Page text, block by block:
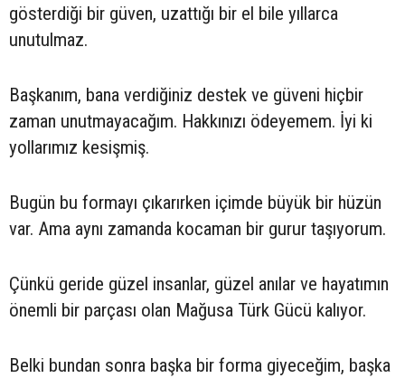
gösterdiği bir güven, uzattığı bir el bile yıllarca
unutulmaz.
Başkanım, bana verdiğiniz destek ve güveni hiçbir
zaman unutmayacağım. Hakkınızı ödeyemem. İyi ki
yollarımız kesişmiş.
Bugün bu formayı çıkarırken içimde büyük bir hüzün
var. Ama aynı zamanda kocaman bir gurur taşıyorum.
Çünkü geride güzel insanlar, güzel anılar ve hayatımın
önemli bir parçası olan Mağusa Türk Gücü kalıyor.
Belki bundan sonra başka bir forma giyeceğim, başka